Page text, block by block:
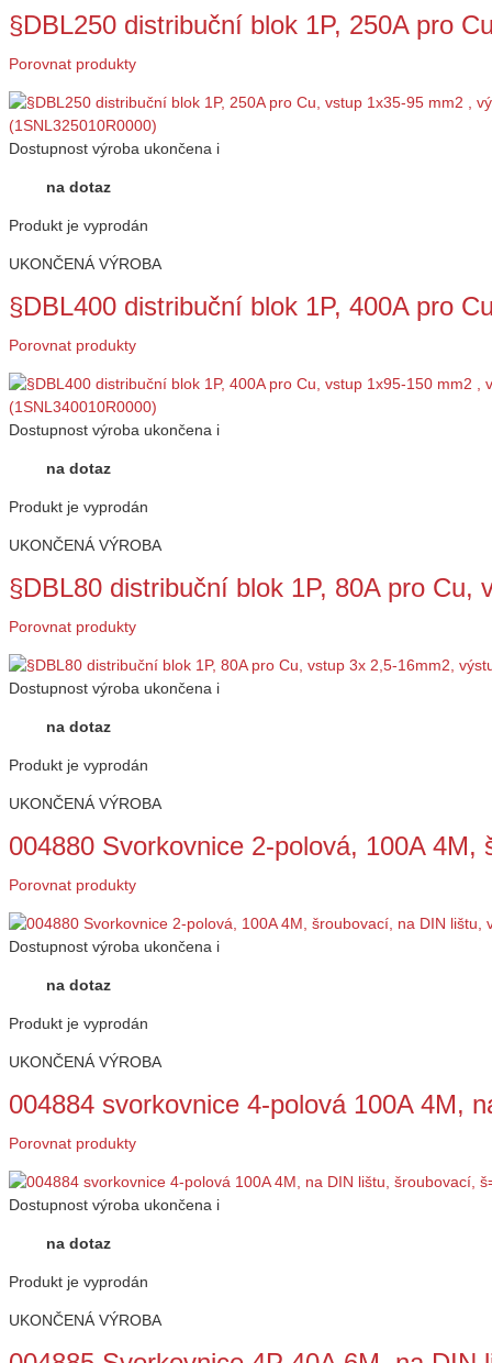
§DBL250 distribuční blok 1P, 250A pro
Porovnat produkty
Dostupnost výroba ukončena i
na dotaz
Produkt je vyprodán
UKONČENÁ VÝROBA
§DBL400 distribuční blok 1P, 400A pro
Porovnat produkty
Dostupnost výroba ukončena i
na dotaz
Produkt je vyprodán
UKONČENÁ VÝROBA
§DBL80 distribuční blok 1P, 80A pro
Porovnat produkty
Dostupnost výroba ukončena i
na dotaz
Produkt je vyprodán
UKONČENÁ VÝROBA
004880 Svorkovnice 2-polová, 100A
Porovnat produkty
Dostupnost výroba ukončena i
na dotaz
Produkt je vyprodán
UKONČENÁ VÝROBA
004884 svorkovnice 4-polová 100A 4M,
Porovnat produkty
Dostupnost výroba ukončena i
na dotaz
Produkt je vyprodán
UKONČENÁ VÝROBA